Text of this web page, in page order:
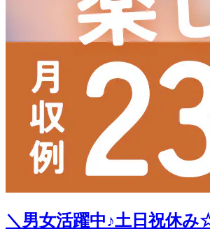
＼男女活躍中♪土日祝休み